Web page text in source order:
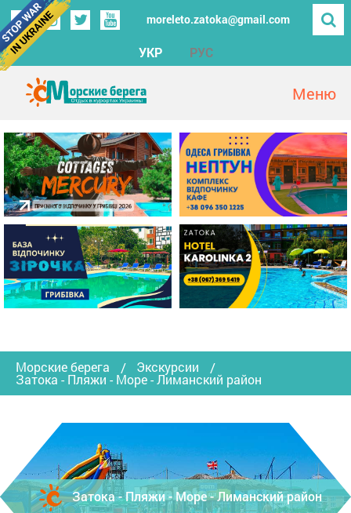
moreleto.zatoka@gmail.com
УКР РУС
Морские берега Экскурсии
Затока - Пляжи - Море - Лиманский район
Затока - Пляжи - Море - Лиманский район